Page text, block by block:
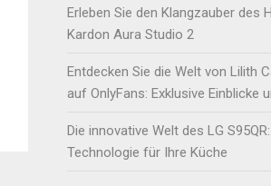
Erleben Sie den Klangzauber des
Kardon Aura Studio 2
Entdecken Sie die Welt von Lilith
auf OnlyFans: Exklusive Einblicke
Die innovative Welt des LG
Technologie für Ihre Küche